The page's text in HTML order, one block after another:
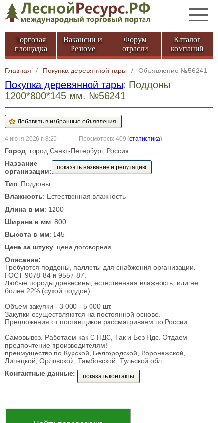
Торговая
площадка
Вакансии и
Резюме
Форум
отрасли
Каталог
компаний
Главная / Покупка деревянной тары / Объявление №56241
Покупка деревянной тары: Поддоны
1200*800*145 мм. №56241
4 июня 2026 г. 8:20 Просмотров: 409 (статистика)
Город: город Санкт-Петербург, Россия
Название
организации:
показать название и репутацию
Тип: Поддоны
Влажность: Естественная влажность
Длина в мм: 1200
Ширина в мм: 800
Высота в мм: 145
Цена за штуку: цена договорная
Описание:
Требуются поддоны, паллеты для снабжения организации.
ГОСТ 9078-84 и 9557-87.
Любые породы древесины, естественная влажность, или не
более 22% (сухой поддон).
Объем закупки - 3 000 - 5 000 шт.
Закупки осуществляются на постоянной основе.
Предложения от поставщиков рассматриваем по России
Самовывоз. Работаем как С НДС, Так и Без Ндс. Отдаем
предпочтение производителям!
преимущество по Курской, Белгородской, Воронежской,
Липецкой, Орловской, Тамбовской, Тульской обл.
Контактные данные:
показать контакты